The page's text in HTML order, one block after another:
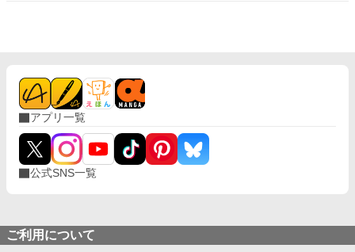
ちかける街の中を歩くセレスは、帰り道が分からずに迷子になっ
てしまう。そんなセレスを偶然見かけて声をかけてくれたのが、
帝国からの留学生でセレスと同じクラスのアルウィンだった。 ※
作者独自の世界観によって創作された物語です。細かな設定やス
トーリー展開等が気になる方は、ブラウザバックをお願い致しま
す。 ※感想はありがたく拝読させていただいていますが、公開す
べきではないと作者が判断いたしました感想につきましては却下
アプリ一覧
公式SNS一覧
ご利用について